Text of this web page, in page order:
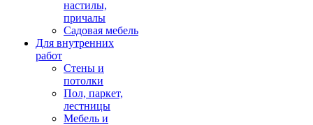
настилы,
причалы
Садовая мебель
Для внутренних
работ
Стены и
потолки
Пол, паркет,
лестницы
Мебель и